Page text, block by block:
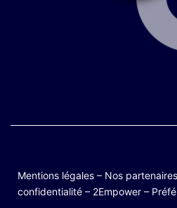
Mentions légales – Nos partenaires
confidentialité – 2Empower –